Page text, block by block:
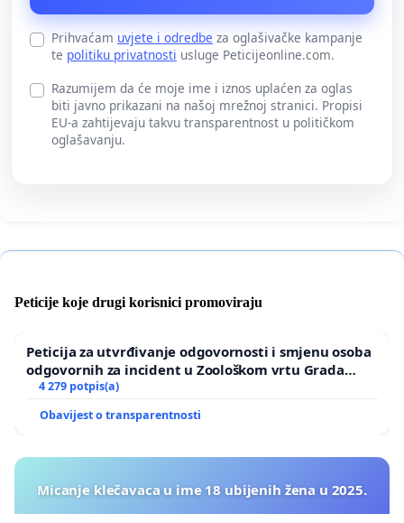
Prihvaćam uvjete i odredbe za oglašivačke kampanje
te politiku privatnosti usluge Peticijeonline.com.
Razumijem da će moje ime i iznos uplaćen za oglas
biti javno prikazani na našoj mrežnoj stranici. Propisi
EU-a zahtijevaju takvu transparentnost u političkom
oglašavanju.
Peticije koje drugi korisnici promoviraju
Peticija za utvrđivanje odgovornosti i smjenu osoba
odgovornih za incident u Zoološkom vrtu Grada
Zagreba
4 279 potpis(a)
Obavijest o transparentnosti
Micanje klečavaca u ime 18 ubijenih žena u 2025.